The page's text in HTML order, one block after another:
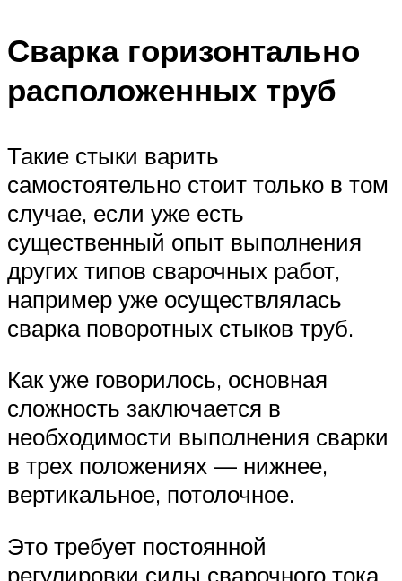
Сварка горизонтально
расположенных труб
Такие стыки варить
самостоятельно стоит только в том
случае, если уже есть
существенный опыт выполнения
других типов сварочных работ,
например уже осуществлялась
сварка поворотных стыков труб.
Как уже говорилось, основная
сложность заключается в
необходимости выполнения сварки
в трех положениях — нижнее,
вертикальное, потолочное.
Это требует постоянной
регулировки силы сварочного тока,